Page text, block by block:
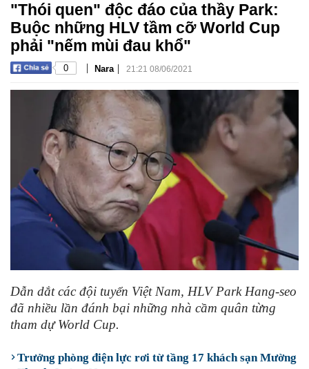
"Thói quen" độc đáo của thầy Park:
Buộc những HLV tầm cỡ World Cup
phải "nếm mùi đau khổ"
0 | Nara | 21:21 08/06/2021
Dẫn dắt các đội tuyển Việt Nam, HLV Park Hang-seo
đã nhiều lần đánh bại những nhà cầm quân từng
tham dự World Cup.
Trưởng phòng điện lực rơi từ tầng 17 khách sạn Mường